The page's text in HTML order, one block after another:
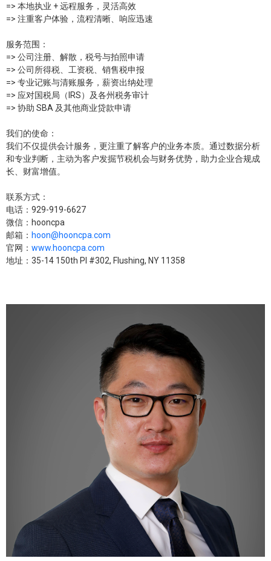
=> 本地执业 + 远程服务，灵活高效
=> 注重客户体验，流程清晰、响应迅速
服务范围：
=> 公司注册、解散，税号与拍照申请
=> 公司所得税、工资税、销售税申报
=> 专业记账与清账服务，薪资出纳处理
=> 应对国税局（IRS）及各州税务审计
=> 协助 SBA 及其他商业贷款申请
我们的使命：
我们不仅提供会计服务，更注重了解客户的业务本质。通过数据分析
和专业判断，主动为客户发掘节税机会与财务优势，助力企业合规成
长、财富增值。
联系方式：
电话：929-919-6627
微信：hooncpa
邮箱： hoon@hooncpa.com
官网： www.hooncpa.com
地址：35-14 150th Pl #302, Flushing, NY 11358